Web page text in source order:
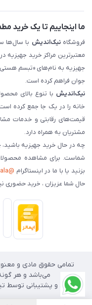
ما اینجاییم تا یک خرید
فروشگاهنیک‌اندیش
معتبرترین مراکز خرید جهیزیه
جهیزیه به نام‌های «تبسم
جوان فراهم کرده است.
نیک‌اندیش با تنوع بالای
خانه را در یک جا جمع کرده
قیمت‌های رقابتی و خدمات
مشتریان به همراه دارد.
چه در حال خرید جهیزیه
شماست. برای مشاهده
بزنید یا با ما در اینستاگرام @nikandish_kala
حال شما عزیزان ، خرید حضوری
تمامی حقوق مادی و
می‌باشد و هر
طراحی و پشتیبانی توسط